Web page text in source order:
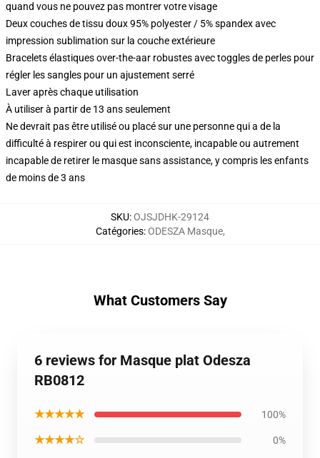
quand vous ne pouvez pas montrer votre visage
Deux couches de tissu doux 95% polyester / 5% spandex avec
impression sublimation sur la couche extérieure
Bracelets élastiques over-the-aar robustes avec toggles de perles pour
régler les sangles pour un ajustement serré
Laver après chaque utilisation
À utiliser à partir de 13 ans seulement
Ne devrait pas être utilisé ou placé sur une personne qui a de la
difficulté à respirer ou qui est inconsciente, incapable ou autrement
incapable de retirer le masque sans assistance, y compris les enfants
de moins de 3 ans
SKU:OJSJDHK-29124
Catégories:ODESZA Masque,
What Customers Say
6 reviews for Masque plat Odesza
RB0812
★★★★★ 100%
★★★★☆ 0%